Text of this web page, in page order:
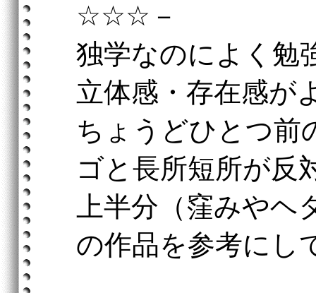
☆☆☆－
独学なのによく勉
立体感・存在感が
ちょうどひとつ前
ゴと長所短所が反
上半分（窪みや
の作品を参考にし